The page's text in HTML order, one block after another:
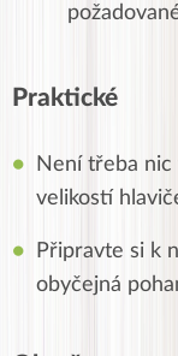
Praktické
Není třeba
velikostí
Připravte si k
obyčejná